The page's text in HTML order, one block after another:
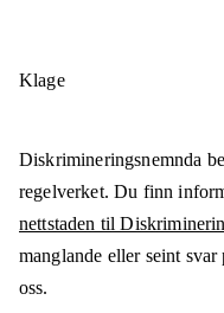
Klage
Diskrimineringsnemnda
regelverket. Du finn
nettstaden til
manglande eller seint
oss.